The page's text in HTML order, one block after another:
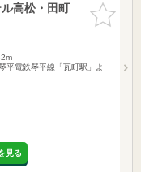
お気に入
りに追加
高松・田町
電鉄琴平線「瓦町駅」よ
見る